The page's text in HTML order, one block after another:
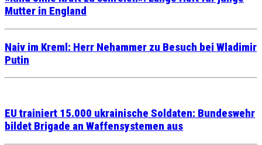
Mutter in England
Naiv im Kreml: Herr Nehammer zu Besuch bei Wladimir
Putin
EU trainiert 15.000 ukrainische Soldaten: Bundeswehr
bildet Brigade an Waffensystemen aus